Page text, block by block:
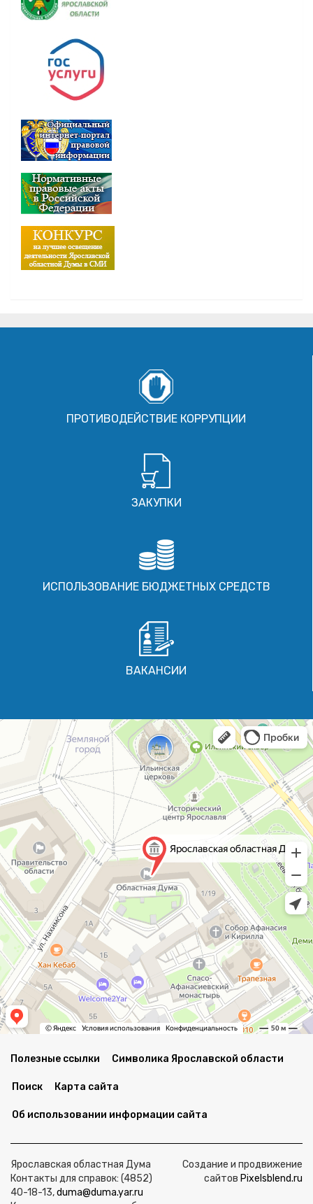
ПРОТИВОДЕЙСТВИЕ КОРРУПЦИИ
ЗАКУПКИ
ИСПОЛЬЗОВАНИЕ БЮДЖЕТНЫХ СРЕДСТВ
ВАКАНСИИ
Полезные ссылки Символика Ярославской области
Поиск Карта сайта
Об использовании информации сайта
Ярославская областная Дума
Контакты для справок: (4852)
40-18-13,duma@duma.yar.ru
Создание и продвижение
сайтов Pixelsblend.ru